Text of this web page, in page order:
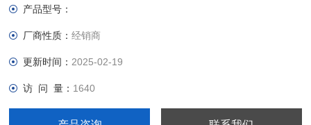
产品型号：
厂商性质：经销商
更新时间： 2025-02-19
访 问 量： 1640